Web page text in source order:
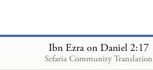
Ibn Ezra on Daniel 2:17
Sefaria Community Translation
Loading...